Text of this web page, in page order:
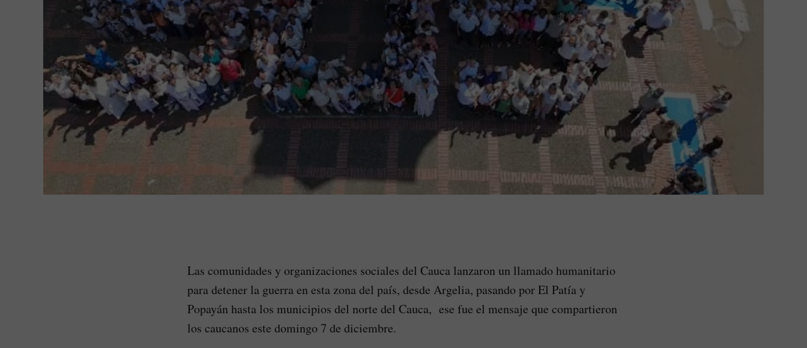
Las comunidades y organizaciones sociales del Cauca lanzaron un llamado humanitario
para detener la guerra en esta zona del país, desde Argelia, pasando por El Patía y
Popayán hasta los municipios del norte del Cauca, ese fue el mensaje que compartieron
los caucanos este domingo 7 de diciembre.